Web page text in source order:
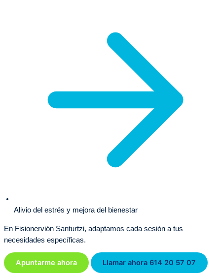
Alivio del estrés y mejora del bienestar
En Fisionervión Santurtzi, adaptamos cada sesión a tus
necesidades específicas.
Apuntarme ahora Llamar ahora 614 20 57 07